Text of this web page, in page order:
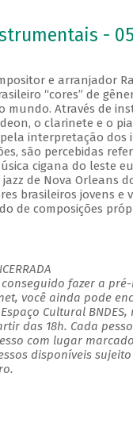
-
e arranjador
“cores” de
mundo. Através de
o clarinete e o
interpretação dos
são percebidas
cigana do leste
de Nova Orleans
brasileiros jovens e
de composições
fazer a
você ainda pode
Cultural
das 18h. Cada
com lugar
disponíveis